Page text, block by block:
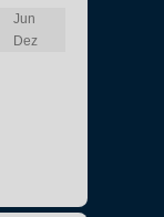
Jun
Dez